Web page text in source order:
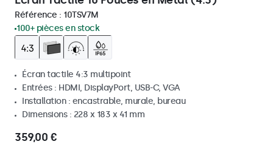
Référence : 10TSV7M
100+ pièces en stock
Écran tactile 4:3 multipoint
Entrées : HDMI, DisplayPort, USB-C, VGA
Installation : encastrable, murale, bureau
Dimensions : 228 x 183 x 41 mm
359,00 €